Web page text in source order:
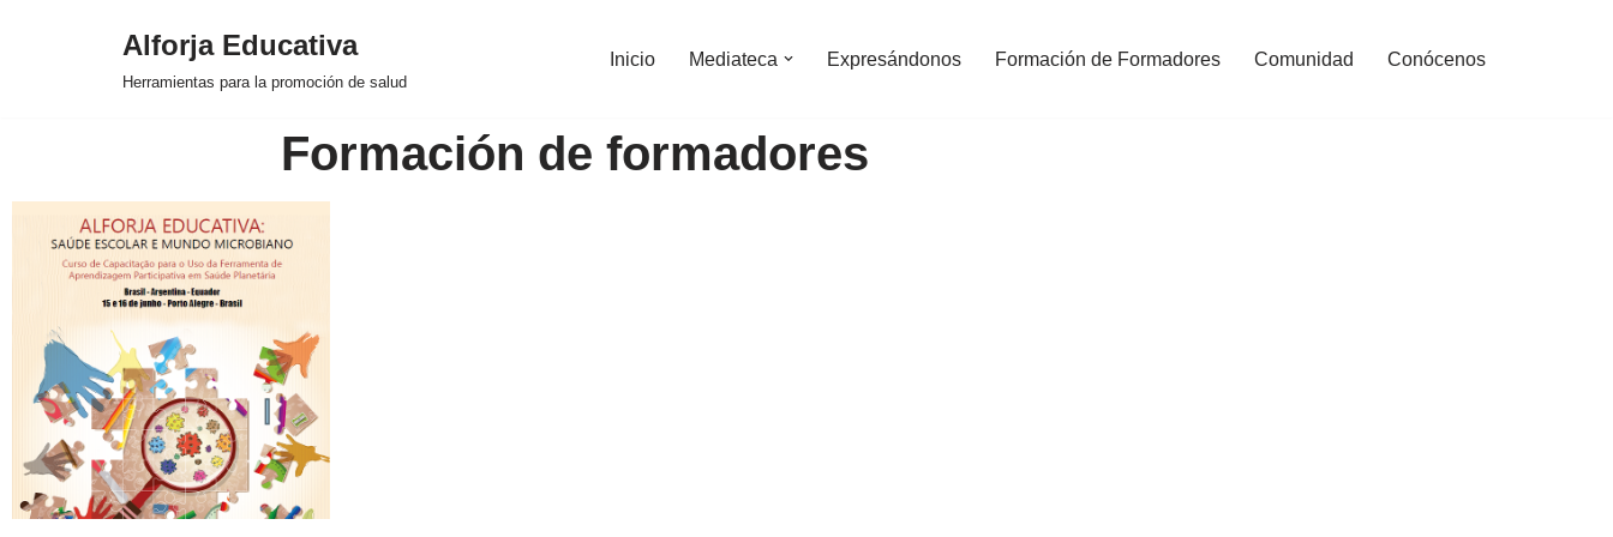
Alforja Educativa
Herramientas para la promoción de salud
Inicio Mediateca Expresándonos Formación de Formadores Comunidad Conócenos
Formación de formadores